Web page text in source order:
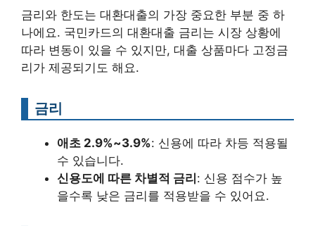
금리와 한도는 대환대출의 가장 중요한 부분 중 하
나에요. 국민카드의 대환대출 금리는 시장 상황에
따라 변동이 있을 수 있지만, 대출 상품마다 고정금
리가 제공되기도 해요.
금리
애초 2.9%~3.9%: 신용에 따라 차등 적용될
수 있습니다.
신용도에 따른 차별적 금리: 신용 점수가 높
을수록 낮은 금리를 적용받을 수 있어요.